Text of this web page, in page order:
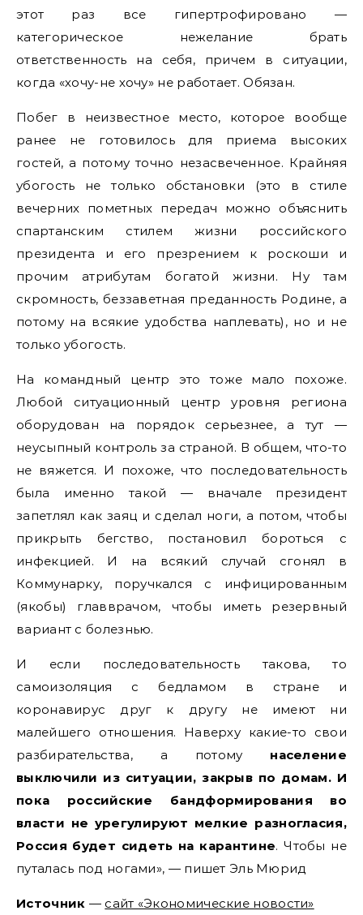
этот раз все гипертрофировано —
категорическое нежелание брать
ответственность на себя, причем в ситуации,
когда «хочу-не хочу» не работает. Обязан.
Побег в неизвестное место, которое вообще
ранее не готовилось для приема высоких
гостей, а потому точно незасвеченное. Крайняя
убогость не только обстановки (это в стиле
вечерних пометных передач можно объяснить
спартанским стилем жизни российского
президента и его презрением к роскоши и
прочим атрибутам богатой жизни. Ну там
скромность, беззаветная преданность Родине, а
потому на всякие удобства наплевать), но и не
только убогость.
На командный центр это тоже мало похоже.
Любой ситуационный центр уровня региона
оборудован на порядок серьезнее, а тут —
неусыпный контроль за страной. В общем, что-то
не вяжется. И похоже, что последовательность
была именно такой — вначале президент
запетлял как заяц и сделал ноги, а потом, чтобы
прикрыть бегство, постановил бороться с
инфекцией. И на всякий случай сгонял в
Коммунарку, поручкался с инфицированным
(якобы) главврачом, чтобы иметь резервный
вариант с болезнью.
И если последовательность такова, то
самоизоляция с бедламом в стране и
коронавирус друг к другу не имеют ни
малейшего отношения. Наверху какие-то свои
разбирательства, а потому население
выключили из ситуации, закрыв по домам. И
пока российские бандформирования во
власти не урегулируют мелкие разногласия,
Россия будет сидеть на карантине. Чтобы не
путалась под ногами», — пишет Эль Мюрид
Источник — сайт «Экономические новости»